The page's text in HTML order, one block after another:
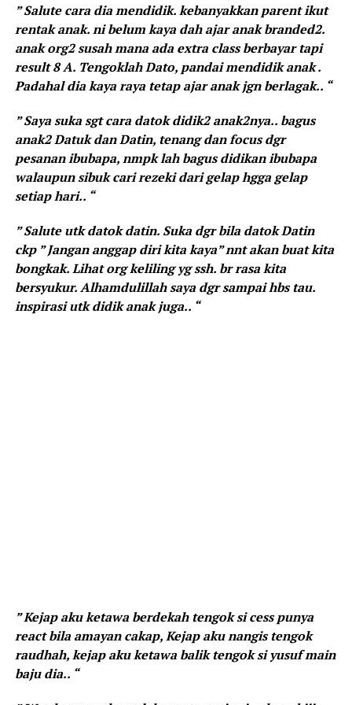
” Salute cara dia mendidik. kebanyakkan parent ikut
rentak anak. ni belum kaya dah ajar anak branded2.
anak org2 susah mana ada extra class berbayar tapi
result 8 A. Tengoklah Dato, pandai mendidik anak .
Padahal dia kaya raya tetap ajar anak jgn berlagak.. “
” Saya suka sgt cara datok didik2 anak2nya.. bagus
anak2 Datuk dan Datin, tenang dan focus dgr
pesanan ibubapa, nmpk lah bagus didikan ibubapa
walaupun sibuk cari rezeki dari gelap hgga gelap
setiap hari.. “
” Salute utk datok datin. Suka dgr bila datok Datin
ckp ” Jangan anggap diri kita kaya” nnt akan buat kita
bongkak. Lihat org keliling yg ssh. br rasa kita
bersyukur. Alhamdulillah saya dgr sampai hbs tau.
inspirasi utk didik anak juga.. “
” Kejap aku ketawa berdekah tengok si cess punya
react bila amayan cakap, Kejap aku nangis tengok
raudhah, kejap aku ketawa balik tengok si yusuf main
baju dia.. “